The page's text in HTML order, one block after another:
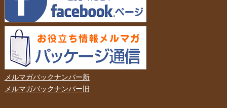
メルマガバックナンバー新
メルマガバックナンバー旧